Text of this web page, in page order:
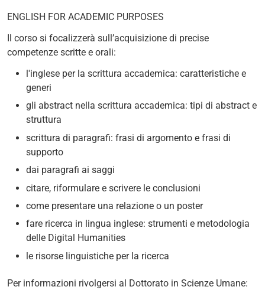
ENGLISH FOR ACADEMIC PURPOSES
Il corso si focalizzerà sull’acquisizione di precise
competenze scritte e orali:
l'inglese per la scrittura accademica: caratteristiche e
generi
gli abstract nella scrittura accademica: tipi di abstract e
struttura
scrittura di paragrafi: frasi di argomento e frasi di
supporto
dai paragrafi ai saggi
citare, riformulare e scrivere le conclusioni
come presentare una relazione o un poster
fare ricerca in lingua inglese: strumenti e metodologia
delle Digital Humanities
le risorse linguistiche per la ricerca
Per informazioni rivolgersi al Dottorato in Scienze Umane: